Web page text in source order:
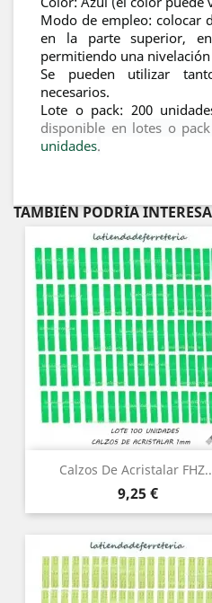
Modo de empleo: colocar
en la parte superior,
permitiendo una
Se pueden utilizar
necesarios.
Lote o pack: 200
disponible en lotes o
unidades.
TAMBIÉN PODRÍA
Calzos De Acristalar
Precio
9,25 €